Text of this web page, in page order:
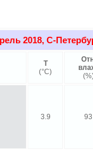
2018, С-
Т
(°C)
3.9 93